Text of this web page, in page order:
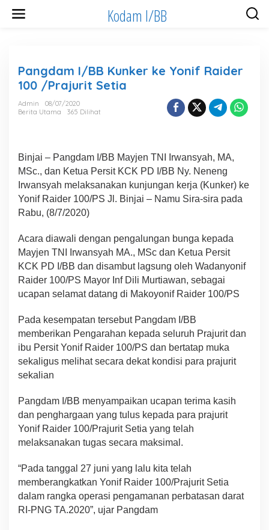
Kodam I/BB
Pangdam I/BB Kunker ke Yonif Raider
100 /Prajurit Setia
Admin
08/07/2020
Berita Utama
365 Dilihat
Binjai – Pangdam I/BB Mayjen TNI Irwansyah, MA,
MSc., dan Ketua Persit KCK PD I/BB Ny. Neneng
Irwansyah melaksanakan kunjungan kerja (Kunker) ke
Yonif Raider 100/PS Jl. Binjai – Namu Sira-sira pada
Rabu, (8/7/2020)
Acara diawali dengan pengalungan bunga kepada
Mayjen TNI Irwansyah MA., MSc dan Ketua Persit
KCK PD I/BB dan disambut lagsung oleh Wadanyonif
Raider 100/PS Mayor Inf Dili Murtiawan, sebagai
ucapan selamat datang di Makoyonif Raider 100/PS
Pada kesempatan tersebut Pangdam I/BB
memberikan Pengarahan kepada seluruh Prajurit dan
ibu Persit Yonif Raider 100/PS dan bertatap muka
sekaligus melihat secara dekat kondisi para prajurit
sekalian
Pangdam I/BB menyampaikan ucapan terima kasih
dan penghargaan yang tulus kepada para prajurit
Yonif Raider 100/Prajurit Setia yang telah
melaksanakan tugas secara maksimal.
“Pada tanggal 27 juni yang lalu kita telah
memberangkatkan Yonif Raider 100/Prajurit Setia
dalam rangka operasi pengamanan perbatasan darat
RI-PNG TA.2020”, ujar Pangdam